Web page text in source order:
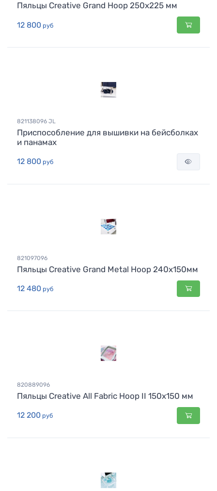
Пяльцы Creative Grand Hoop 250x225 мм
12 800 руб
821138096 JL
Приспособление для вышивки на бейсболках
и панамах
12 800 руб
821097096
Пяльцы Creative Grand Metal Hoop 240x150мм
12 480 руб
820889096
Пяльцы Creative All Fabric Hoop II 150x150 мм
12 200 руб